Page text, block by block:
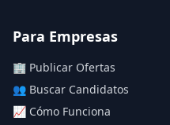
Para Empresas
🏢 Publicar Ofertas
👥 Buscar Candidatos
📈 Cómo Funciona